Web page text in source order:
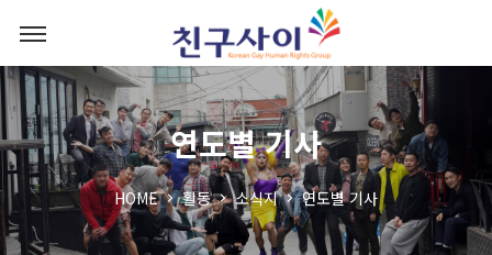
연도별 기사
HOME 활동 소식지 연도별 기사